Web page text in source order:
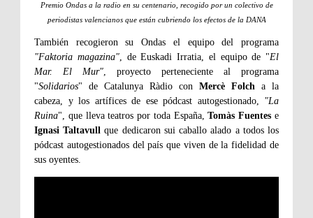
Premio Ondas a la radio en su centenario, recogido por un colectivo de
periodistas valencianos que están cubriendo los efectos de la DANA
También recogieron su Ondas el equipo del programa
"Faktoria magazina", de Euskadi Irratia, el equipo de "El
Mar. El Mur", proyecto perteneciente al programa
"Solidarios" de Catalunya Ràdio con Mercè Folch a la
cabeza, y los artífices de ese pódcast autogestionado, "La
Ruina", que lleva teatros por toda España,Tomàs Fuentes e
Ignasi Taltavull que dedicaron sui caballo alado a todos los
pódcast autogestionados del país que viven de la fidelidad de
sus oyentes.